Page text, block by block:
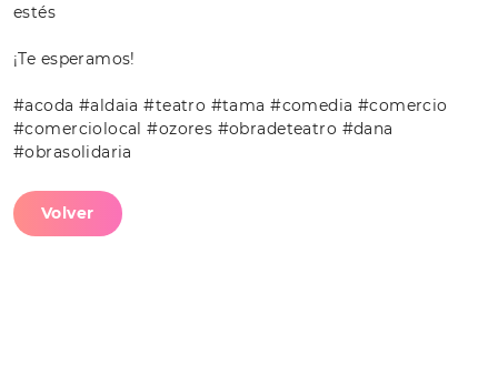
estés
¡Te esperamos!
#acoda #aldaia #teatro #tama #comedia #comercio
#comerciolocal #ozores #obradeteatro #dana
#obrasolidaria
Volver